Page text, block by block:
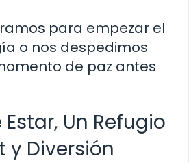
para empezar el
o nos despedimos
de paz antes
Un Refugio
y Diversión